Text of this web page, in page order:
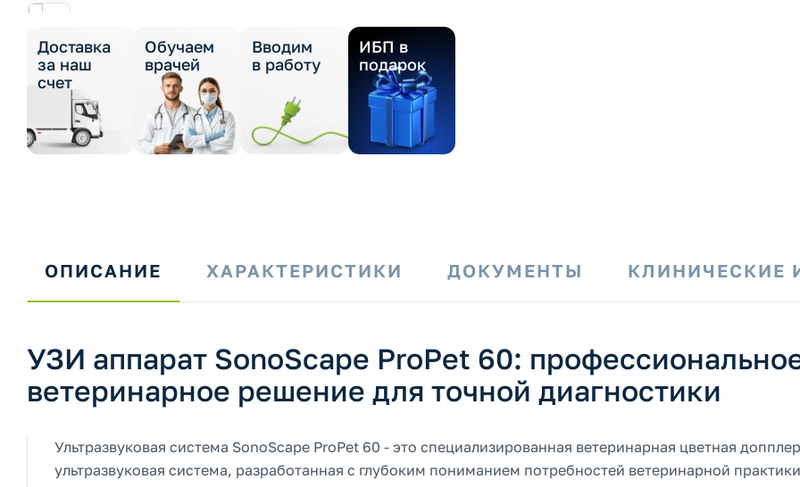
Доставка
за наш
счет
Обучаем
врачей
Вводим
в работу
ИБП в
подарок
ОПИСАНИЕ ХАРАКТЕРИСТИКИ ДОКУМЕНТЫ КЛИНИЧЕСКИЕ
УЗИ аппарат SonoScape ProPet 60:
ветеринарное решение для точной диагностики
Ультразвуковая система SonoScape ProPet 60 - это специализированная ветеринарная цветная
ультразвуковая система, разработанная с глубоким пониманием потребностей ветеринарной